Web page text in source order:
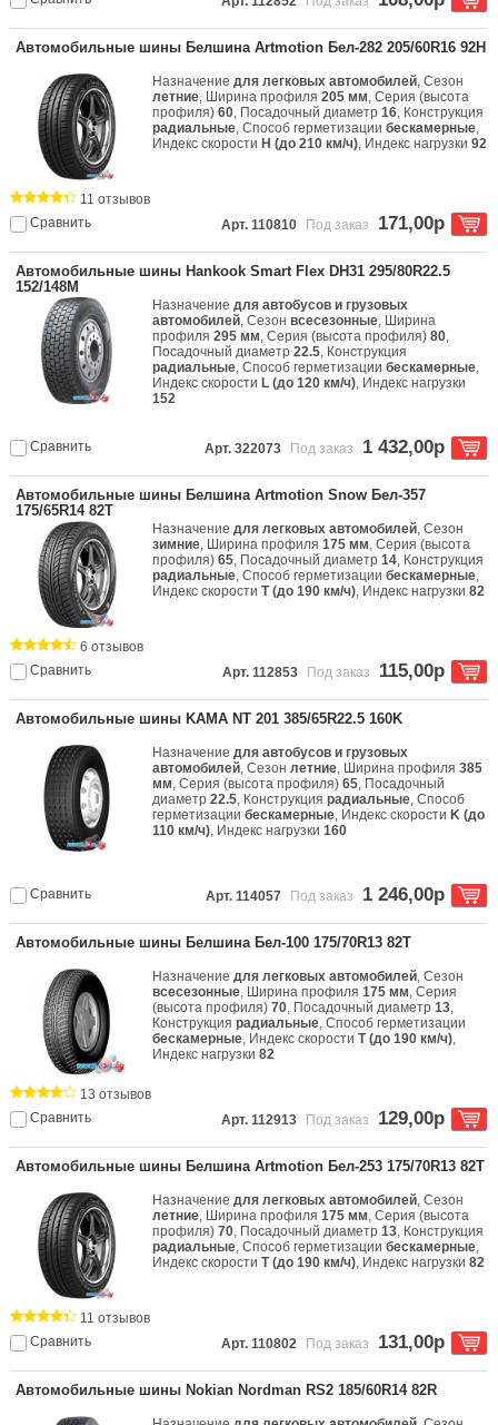
Автомобильные шины Белшина Artmotion Бел-282 205/60R16 92H
Назначениедля легковых автомобилей, Сезон
летние, Ширина профиля205 мм, Серия (высота
профиля)60, Посадочный диаметр16, Конструкция
радиальные, Способ герметизациибескамерные,
Индекс скорости H (до 210 км/ч), Индекс нагрузки92
Сравнить
11 отзывов
Арт. 110810
Под заказ 171,00р
Автомобильные шины Hankook Smart Flex DH31 295/80R22.5
152/148M
Назначениедля автобусов и грузовых
автомобилей, Сезонвсесезонные, Ширина
профиля295 мм, Серия (высота профиля)80,
Посадочный диаметр22.5, Конструкция
радиальные, Способ герметизациибескамерные,
Индекс скорости L (до 120 км/ч), Индекс нагрузки
152
Сравнить Арт. 322073 Под заказ 1 432,00р
Автомобильные шины Белшина Artmotion Snow Бел-357
175/65R14 82T
Назначениедля легковых автомобилей, Сезон
зимние, Ширина профиля175 мм, Серия (высота
профиля)65, Посадочный диаметр14, Конструкция
радиальные, Способ герметизациибескамерные,
Индекс скоростиT (до 190 км/ч), Индекс нагрузки82
Сравнить
6 отзывов
Арт. 112853
Под заказ 115,00р
Автомобильные шины KAMA NT 201 385/65R22.5 160K
Назначениедля автобусов и грузовых
автомобилей, Сезонлетние, Ширина профиля385
мм, Серия (высота профиля)65, Посадочный
диаметр22.5, Конструкциярадиальные, Способ
герметизациибескамерные, Индекс скорости K (до
110 км/ч), Индекс нагрузки160
Сравнить Арт. 114057 Под заказ 1 246,00р
Автомобильные шины Белшина Бел-100 175/70R13 82T
Назначениедля легковых автомобилей, Сезон
всесезонные, Ширина профиля175 мм, Серия
(высота профиля)70, Посадочный диаметр13,
Конструкциярадиальные, Способ герметизации
бескамерные, Индекс скоростиT (до 190 км/ч),
Индекс нагрузки82
Сравнить
13 отзывов
Арт. 112913
Под заказ 129,00р
Автомобильные шины Белшина Artmotion Бел-253 175/70R13 82T
Назначениедля легковых автомобилей, Сезон
летние, Ширина профиля175 мм, Серия (высота
профиля)70, Посадочный диаметр13, Конструкция
радиальные, Способ герметизациибескамерные,
Индекс скоростиT (до 190 км/ч), Индекс нагрузки82
Сравнить
11 отзывов
Арт. 110802
Под заказ 131,00р
Автомобильные шины Nokian Nordman RS2 185/60R14 82R